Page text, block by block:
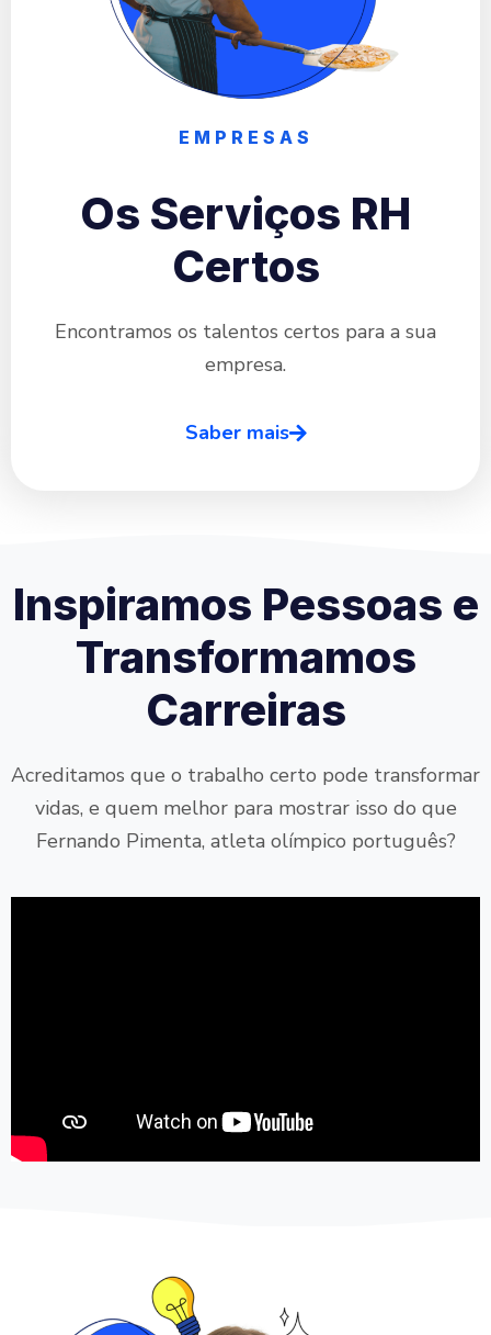
EMPRESAS
Os Serviços RH
Certos
Encontramos os talentos certos para a sua
empresa.
Saber mais
Inspiramos Pessoas e
Transformamos
Carreiras
Acreditamos que o trabalho certo pode transformar
vidas, e quem melhor para mostrar isso do que
Fernando Pimenta, atleta olímpico português?